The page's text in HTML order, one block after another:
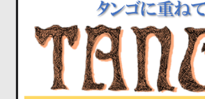
DISCOGRAPHY
VIDEO
YOUTUBE